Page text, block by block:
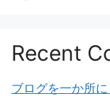
Recent
ブログを一か所